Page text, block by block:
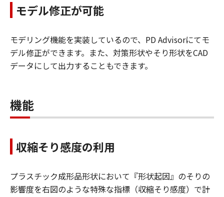
モデル修正が可能
モデリング機能を実装しているので、PD Advisorにてモ
デル修正ができます。また、対策形状やそり形状をCAD
データにして出力することもできます。
機能
収縮そり感度の利用
プラスチック成形品形状において『形状起因』のそりの
影響度を右図のような特殊な指標（収縮そり感度）で計